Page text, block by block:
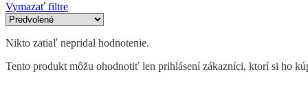
Vymazať filtre
Nikto zatiaľ nepridal hodnotenie.
Tento produkt môžu ohodnotiť len prihlásení zákazníci, ktorí si ho